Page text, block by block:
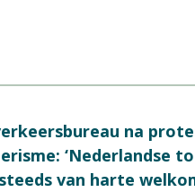
na
‘Nederlandse
van harte